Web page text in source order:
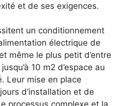
et de ses exigences.
un conditionnement
électrique de
même le plus petit d’entre
10 m2 d’espace au
Leur mise en place
d’installation et de
processus complexe et la